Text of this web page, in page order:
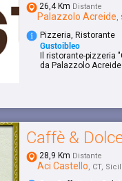
26,4 Km Distante
Palazzolo Acreide,
Pizzeria, Ristorante
Gustoibleo
Il ristorante-pizzeria
da Palazzolo Acreide
Caffè &
28,9 Km Distante
Aci Castello, CT,